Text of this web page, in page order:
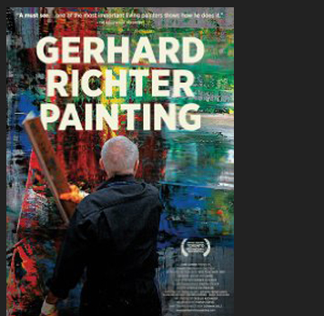
GERHARD RICHTER – PAINTING
De :Corinna Belz
Durée :1 h 37
Genre :Documentaire
Pays :Allemagne
Année :2012